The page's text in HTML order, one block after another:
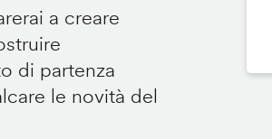
a creare
di partenza
le novità del